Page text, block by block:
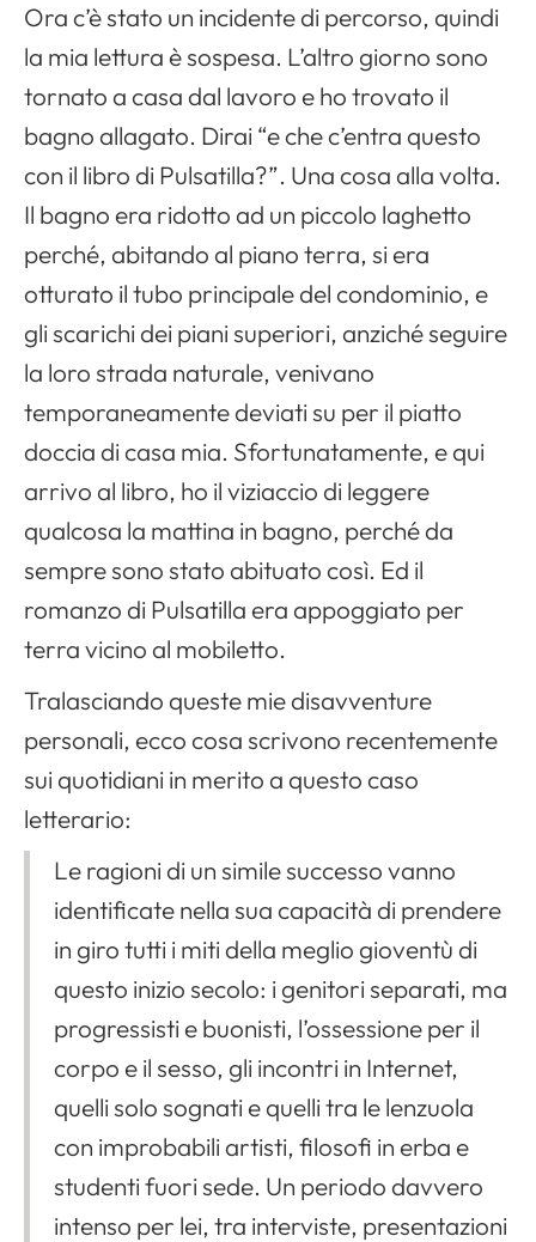
Ora c’è stato un incidente di percorso, quindi
la mia lettura è sospesa. L’altro giorno sono
tornato a casa dal lavoro e ho trovato il
bagno allagato. Dirai “e che c’entra questo
con il libro di Pulsatilla?”. Una cosa alla volta.
Il bagno era ridotto ad un piccolo laghetto
perché, abitando al piano terra, si era
otturato il tubo principale del condominio, e
gli scarichi dei piani superiori, anziché seguire
la loro strada naturale, venivano
temporaneamente deviati su per il piatto
doccia di casa mia. Sfortunatamente, e qui
arrivo al libro, ho il viziaccio di leggere
qualcosa la mattina in bagno, perché da
sempre sono stato abituato così. Ed il
romanzo di Pulsatilla era appoggiato per
terra vicino al mobiletto.
Tralasciando queste mie disavventure
personali, ecco cosa scrivono recentemente
sui quotidiani in merito a questo caso
letterario:
Le ragioni di un simile successo vanno
identificate nella sua capacità di prendere
in giro tutti i miti della meglio gioventù di
questo inizio secolo: i genitori separati, ma
progressisti e buonisti, l’ossessione per il
corpo e il sesso, gli incontri in Internet,
quelli solo sognati e quelli tra le lenzuola
con improbabili artisti, filosofi in erba e
studenti fuori sede. Un periodo davvero
intenso per lei, tra interviste, presentazioni